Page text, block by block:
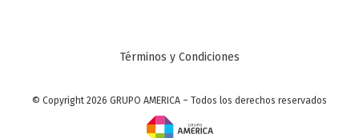
Términos y Condiciones
© Copyright 2026 GRUPO AMERICA – Todos los derechos reservados